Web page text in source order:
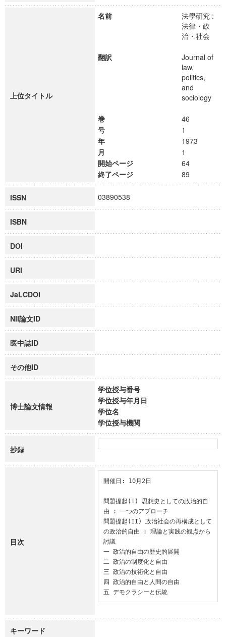
上位タイトル
名前
法學研究 :
法律・政
治・社会
翻訳
Journal of
law,
politics,
and
sociology
巻
46
号
1
年
1973
月
1
開始ページ
64
終了ページ
89
ISSN 03890538
ISBN
DOI
URI
JaLCDOI
NII論文ID
医中誌ID
その他ID
博士論文情報
学位授与番号
学位授与年月日
学位名
学位授与機関
抄録
目次
開催日: 10月2日
問題提起(I) 思想史としての政治的自
由 : 一つのアプローチ
問題提起(II) 政治社会の再構成として
の政治的自由 : 理論と実践の観点から
討議
一 政治的自由の歴史的展開
二 政治の制度化と自由
三 政治の技術化と自由
四 政治的自由と人間の自由
五 デモクラシーと伝統
キーワード